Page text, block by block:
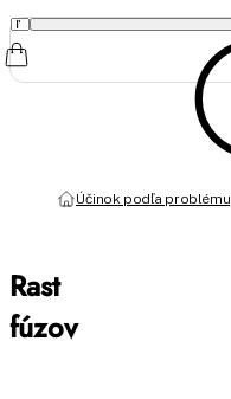
Účinok podľa problému
Rast
fúzov